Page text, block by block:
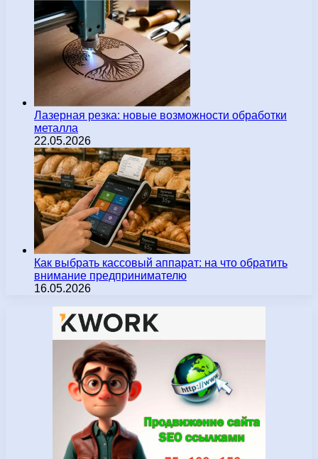
Лазерная резка: новые возможности обработки
металла
22.05.2026
Как выбрать кассовый аппарат: на что обратить
внимание предпринимателю
16.05.2026